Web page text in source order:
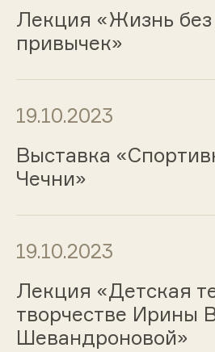
Лекция «Жизнь
привычек»
19.10.2023
Выставка
Чечни»
19.10.2023
Лекция «Детская
творчестве Ирины
Шевандроновой»